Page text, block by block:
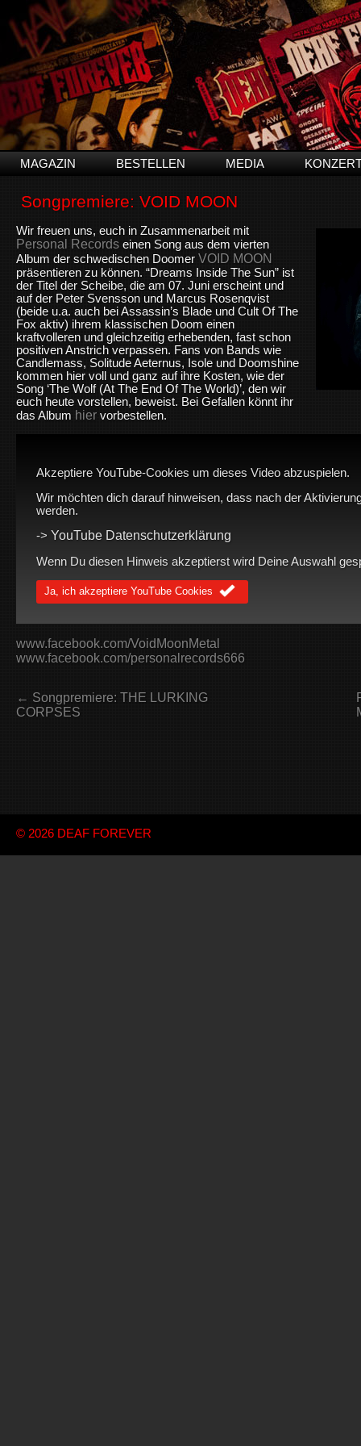
MAGAZIN BESTELLEN MEDIA
Songpremiere: VOID MOON
Wir freuen uns, euch in Zusammenarbeit mit
Personal Records einen Song aus dem vierten
Album der schwedischen Doomer VOID MOON
präsentieren zu können. “Dreams Inside The Sun” ist
der Titel der Scheibe, die am 07. Juni erscheint und
auf der Peter Svensson und Marcus Rosenqvist
(beide u.a. auch bei Assassin’s Blade und Cult Of The
Fox aktiv) ihrem klassischen Doom einen
kraftvolleren und gleichzeitig erhebenden, fast schon
positiven Anstrich verpassen. Fans von Bands wie
Candlemass, Solitude Aeternus, Isole und Doomshine
kommen hier voll und ganz auf ihre Kosten, wie der
Song ‘The Wolf (At The End Of The World)’, den wir
euch heute vorstellen, beweist. Bei Gefallen könnt ihr
das Album hier vorbestellen.
Akzeptiere YouTube-Cookies um dieses Video abzuspielen.
Wir möchten dich darauf hinweisen, dass nach der
werden.
-> YouTube Datenschutzerklärung
Wenn Du diesen Hinweis akzeptierst wird Deine Auswahl
Ja, ich akzeptiere YouTube Cookies
www.facebook.com/VoidMoonMetal
www.facebook.com/personalrecords666
← Songpremiere: THE LURKING
CORPSES
© 2026 DEAF FOREVER